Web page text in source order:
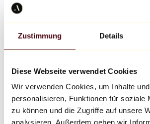
Zustimmung Details
Diese Webseite verwendet Cookies
Wir verwenden Cookies, um Inhalte
personalisieren, Funktionen für soziale
zu können und die Zugriffe auf unsere
analysieren. Außerdem geben wir
Richard Orlinski
Keith Haring
Jeff Koons
Jean-Michel Basquiat
Alle Designer
Werk der Woche